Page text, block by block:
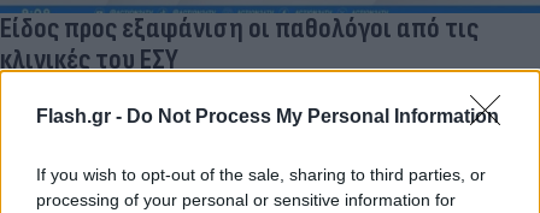
Flash.gr - Do Not Process My Personal Information
If you wish to opt-out of the sale, sharing to third parties, or
processing of your personal or sensitive information for
Είδος προς εξαφάνιση οι παθολόγοι από τις
κλινικές του ΕΣΥ